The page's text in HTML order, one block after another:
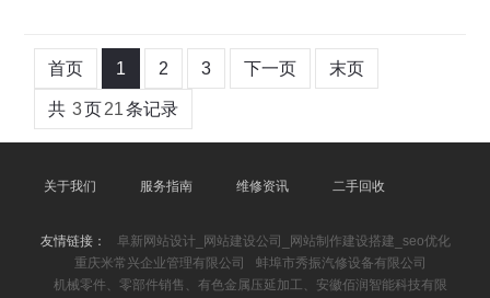
首页 1 2 3 下一页 末页
共 3页21条记录
关于我们 服务指南 维修资讯 二手回收
友情链接：
阜新网站设计_网站建设公司_网站制作建设搭建_seo优化
重庆米常兴企业管理有限公司
蚌埠市秀振汽修设备有限公司
机械零件、零部件销售、有色金属压延加工、安徽佰润智能科技有限